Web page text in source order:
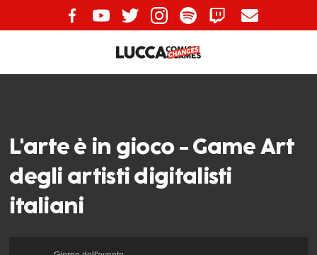
L'arte è in gioco - Game Art
degli artisti digitalisti
italiani